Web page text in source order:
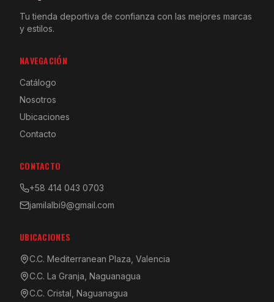
Tu tienda deportiva de confianza con las mejores marcas
y estilos.
NAVEGACIÓN
Catálogo
Nosotros
Ubicaciones
Contacto
CONTACTO
+58 414 043 0703
jamilalbi9@gmail.com
UBICACIONES
C.C. Mediterranean Plaza, Valencia
C.C. La Granja, Naguanagua
C.C. Cristal, Naguanagua